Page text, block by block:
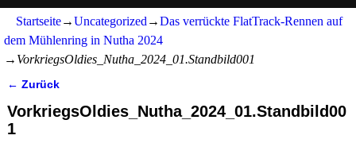
Startseite→Uncategorized →Das verrückte FlatTrack-Rennen auf
dem Mühlenring in Nutha 2024
→ VorkriegsOldies_Nutha_2024_01.Standbild001
Bilder-Navigation
← Zurück
VorkriegsOldies_Nutha_2024_01.Standbild00
1